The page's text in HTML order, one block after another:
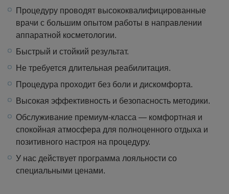
Процедуру проводят высококвалифицированные
врачи с большим опытом работы в направлении
аппаратной косметологии.
Быстрый и стойкий результат.
Не требуется длительная реабилитация.
Процедура проходит без боли и дискомфорта.
Высокая эффективность и безопасность методики.
Обслуживание премиум-класса — комфортная и
спокойная атмосфера для полноценного отдыха и
позитивного настроя на процедуру.
У нас действует программа лояльности со
специальными ценами.⁠